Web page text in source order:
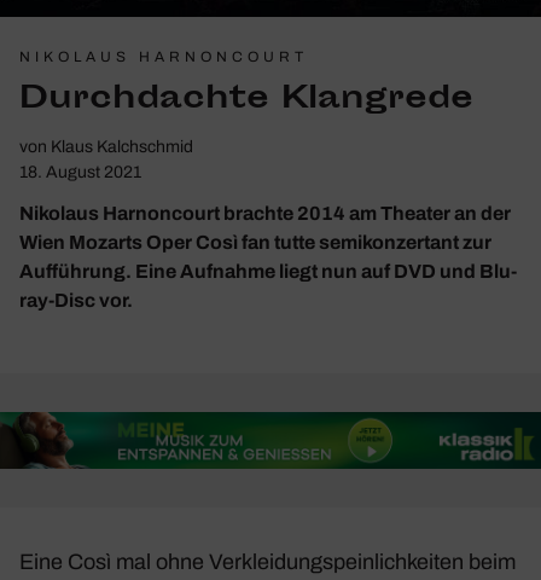
NIKOLAUS HARNONCOURT
Durch­dachte Klang­rede
von Klaus Kalchschmid
18. August 2021
Nikolaus Harnoncourt brachte 2014 am Theater an der
Wien Mozarts Oper Così fan tutte semikonzertant zur
Aufführung. Eine Aufnahme liegt nun auf DVD und Blu-
ray-Disc vor.
Eine Così mal ohne Verklei­dungs­pein­lich­keiten beim